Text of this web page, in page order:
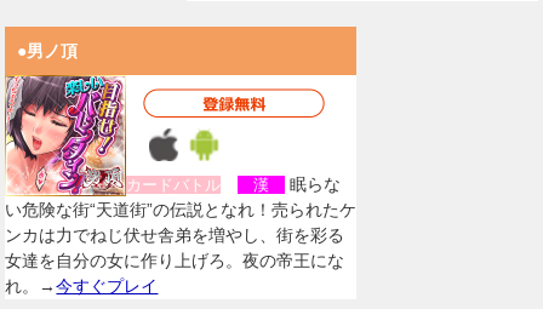
●男ノ頂
カードバトル 漢
眠らな
い危険な街“天道街”の伝説となれ！売られたケ
ンカは力でねじ伏せ舎弟を増やし、街を彩る
女達を自分の女に作り上げろ。夜の帝王にな
れ。→今すぐプレイ